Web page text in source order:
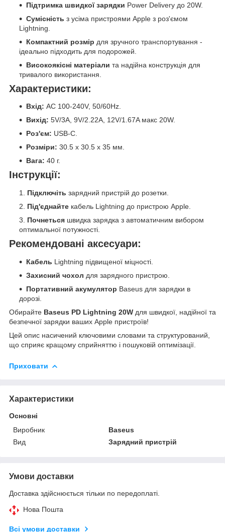
Підтримка швидкої зарядки Power Delivery до 20W.
Сумісність з усіма пристроями Apple з роз'ємом
Lightning.
Компактний розмір для зручного транспортування -
ідеально підходить для подорожей.
Високоякісні матеріали та надійна конструкція для
тривалого використання.
Характеристики:
Вхід: AC 100-240V, 50/60Hz.
Вихід: 5V/3A, 9V/2.22A, 12V/1.67A макс 20W.
Роз'єм: USB-C.
Розміри: 30.5 x 30.5 x 35 мм.
Вага: 40 г.
Інструкції:
Підключіть зарядний пристрій до розетки.
Під'єднайте кабель Lightning до пристрою Apple.
Почнеться швидка зарядка з автоматичним вибором
оптимальної потужності.
Рекомендовані аксесуари:
Кабель Lightning підвищеної міцності.
Захисний чохол для зарядного пристрою.
Портативний акумулятор Baseus для зарядки в
дорозі.
Обирайте Baseus PD Lightning 20W для швидкої, надійної та
безпечної зарядки ваших Apple пристроїв!
Цей опис насичений ключовими словами та структурований,
що сприяє кращому сприйняттю і пошуковій оптимізації.
Приховати
Характеристики
Основні
Виробник
Baseus
Вид
Зарядний пристрій
Умови доставки
Доставка здійснюється тільки по передоплаті.
Нова Пошта
Всі умови доставки